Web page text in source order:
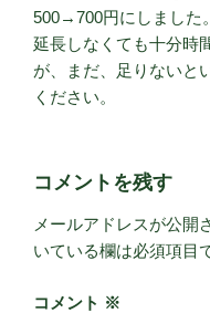
500→700円にしました。
延長しなくても十分時
が、まだ、足りないと
ください。
コメントを残す
メールアドレスが公開
いている欄は必須項目
コメント ※